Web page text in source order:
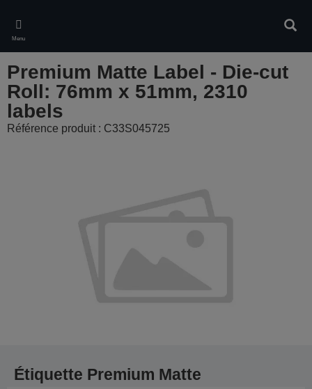
main
content
Menu
Premium Matte Label - Die-cut
Roll: 76mm x 51mm, 2310
labels
Référence produit : C33S045725
Étiquette Premium Matte